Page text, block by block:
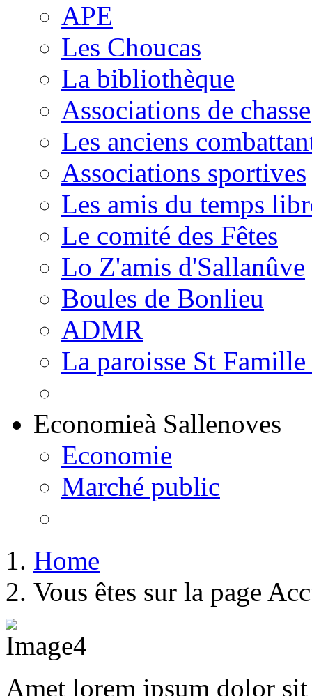
APE
Les Choucas
La bibliothèque
Associations de chasse
Les anciens
Associations sportives
Les amis du temps
Le comité des Fêtes
Lo Z'amis d'Sallanûve
Boules de Bonlieu
ADMR
La paroisse St
Economieà Sallenoves
Economie
Marché public
Home
Vous êtes sur la page
Amet lorem ipsum dolor